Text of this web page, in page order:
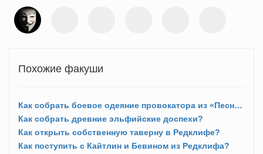
Похожие факуши
Как собрать боевое одеяние провокатора из «Песни Лелианы»?
Как собрать древние эльфийские доспехи?
Как открыть собственную таверну в Редклифе?
Как поступить с Кайтлин и Бевином из Редклифа?